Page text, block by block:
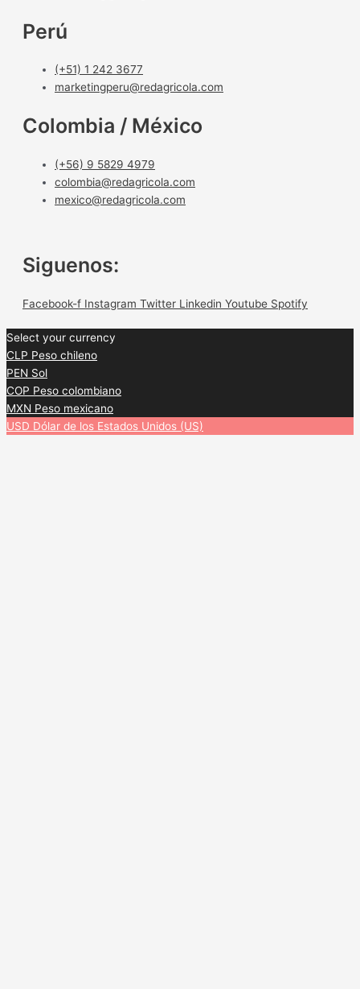
Perú
(+51) 1 242 3677
marketingperu@redagricola.com
Colombia / México
(+56) 9 5829 4979
colombia@redagricola.com
mexico@redagricola.com
Siguenos:
Facebook-f Instagram Twitter Linkedin Youtube Spotify
Select your currency
CLP Peso chileno
PEN Sol
COP Peso colombiano
MXN Peso mexicano
USD Dólar de los Estados Unidos (US)